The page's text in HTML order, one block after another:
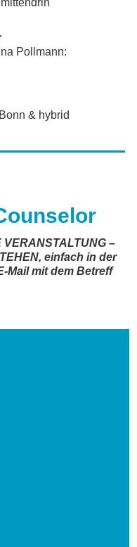
Pollmann:
& hybrid
VERANSTALTUNG –
einfach in der
Mail mit dem Betreff